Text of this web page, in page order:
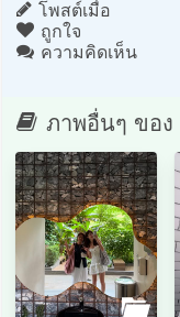
โพสต์เมื่อ
ถูกใจ
ความคิดเห็น
ภาพอื่นๆ ของ